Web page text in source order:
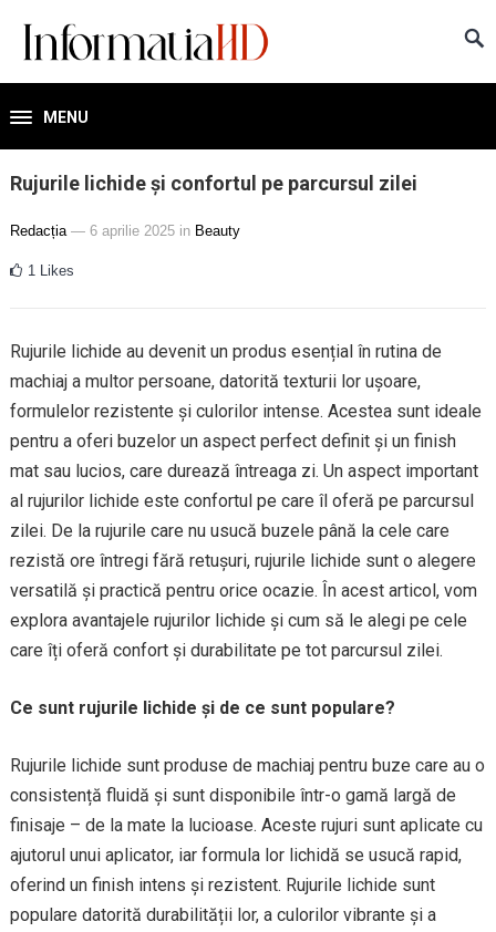
MENU
Rujurile lichide și confortul pe parcursul zilei
Redacția — 6 aprilie 2025 in Beauty
1 Likes
Rujurile lichide au devenit un produs esențial în rutina de
machiaj a multor persoane, datorită texturii lor ușoare,
formulelor rezistente și culorilor intense. Acestea sunt ideale
pentru a oferi buzelor un aspect perfect definit și un finish
mat sau lucios, care durează întreaga zi. Un aspect important
al rujurilor lichide este confortul pe care îl oferă pe parcursul
zilei. De la rujurile care nu usucă buzele până la cele care
rezistă ore întregi fără retușuri, rujurile lichide sunt o alegere
versatilă și practică pentru orice ocazie. În acest articol, vom
explora avantajele rujurilor lichide și cum să le alegi pe cele
care îți oferă confort și durabilitate pe tot parcursul zilei.
Ce sunt rujurile lichide și de ce sunt populare?
Rujurile lichide sunt produse de machiaj pentru buze care au o
consistență fluidă și sunt disponibile într-o gamă largă de
finisaje – de la mate la lucioase. Aceste rujuri sunt aplicate cu
ajutorul unui aplicator, iar formula lor lichidă se usucă rapid,
oferind un finish intens și rezistent. Rujurile lichide sunt
populare datorită durabilității lor, a culorilor vibrante și a